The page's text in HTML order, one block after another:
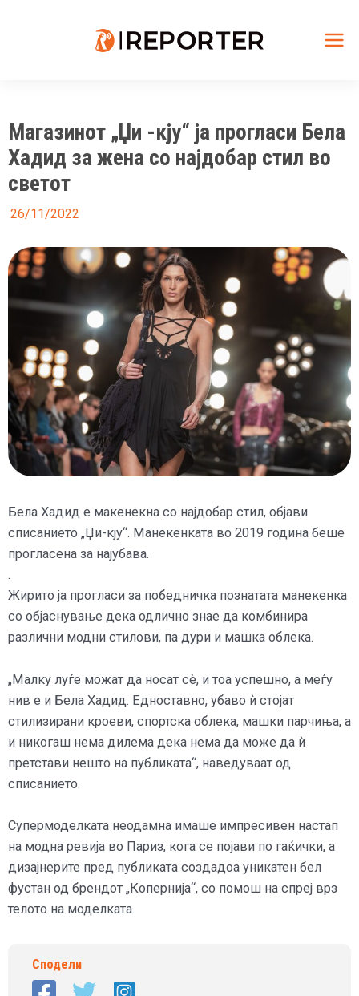
Магазинот „Џи -кју“ ја прогласи Бела
Хадид за жена со најдобар стил во
светот
26/11/2022
Бела Хадид е макенекна со најдобар стил, објави
списанието „Џи-кју“. Манекенката во 2019 година беше
прогласена за најубава.
.
Жирито ја прогласи за победничка познатата манекенка
со објаснување дека одлично знае да комбинира
различни модни стилови, па дури и машка облека.
„Малку луѓе можат да носат сѐ, и тоа успешно, а меѓу
нив е и Бела Хадид. Едноставно, убаво ѝ стојат
стилизирани кроеви, спортска облека, машки парчиња, а
и никогаш нема дилема дека нема да може да ѝ
претстави нешто на публиката“, наведуваат од
списанието.
Супермоделката неодамна имаше импресивен настап
на модна ревија во Париз, кога се појави по гаќички, а
дизајнерите пред публиката создадоа уникатен бел
фустан од брендот „Копернија“, со помош на спреј врз
телото на моделката.
Сподели